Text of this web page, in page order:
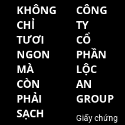
KHÔNG
CHỈ
TƯƠI
NGON
MÀ
CÒN
PHẢI
SẠCH
CÔNG
TY
CỔ
PHẦN
LỘC
AN
GROUP
Giấy chứng